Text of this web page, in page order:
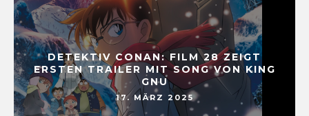
DETEKTIV CONAN: FILM 28 ZEIGT
ERSTEN TRAILER MIT SONG VON KING
GNU
17. MÄRZ 2025